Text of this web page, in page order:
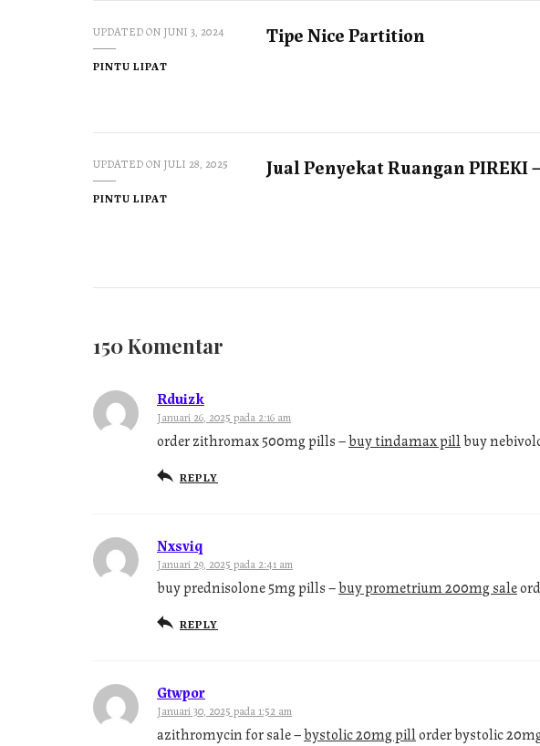
UPDATED ON JUNI 3, 2024
PINTU LIPAT
Tipe Nice Partition
UPDATED ON JULI 28, 2025
PINTU LIPAT
Jual Penyekat Ruangan
150 Komentar
Rduizk
Januari 26, 2025 pada 2:16 am
order zithromax 500mg pills –buy tindamax pillbuy
REPLY
Nxsviq
Januari 29, 2025 pada 2:41 am
buy prednisolone 5mg pills –buy prometrium 200mg sale
REPLY
Gtwpor
Januari 30, 2025 pada 1:52 am
azithromycin for sale –bystolic 20mg pillorder bystolic